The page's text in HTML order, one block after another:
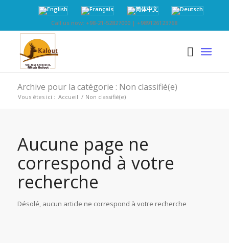
Call us now: +98-21-52827000 | +989126123768
Archive pour la catégorie : Non classifié(e)
Vous êtes ici : Accueil / Non classifié(e)
Aucune page ne
correspond à votre
recherche
Désolé, aucun article ne correspond à votre recherche